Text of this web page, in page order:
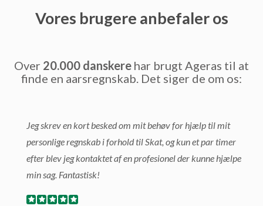
Vores brugere anbefaler os
Over 20.000 danskere har brugt Ageras til at
finde en aarsregnskab. Det siger de om os:
Jeg skrev en kort besked om mit behøv for hjælp til mit
personlige regnskab i forhold til Skat, og kun et par timer
efter blev jeg kontaktet af en profesionel der kunne hjælpe
min sag. Fantastisk!